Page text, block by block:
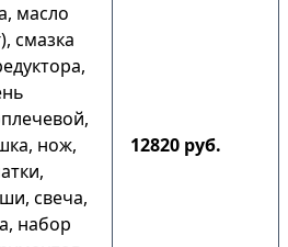
масло
смазка
нож,
свеча,
набор
12820 руб.